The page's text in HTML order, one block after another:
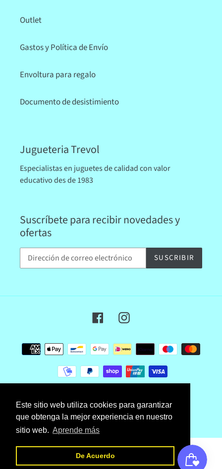
Este sitio web utiliza cookies para garantizar
que obtenga la mejor experiencia en nuestro
sitio web. Aprende más
De Acuerdo
Outlet
Gastos y Política de Envío
Envoltura para regalo
Documento de desistimiento
Jugueteria Trevol
Especialistas en juguetes de calidad con valor
educativo des de 1983
Suscríbete para recibir novedades y
ofertas
SUSCRIBIR
FacebookInstagram
Métodos
de
pago
© 2026, jugueteriatrevolTecnología de Shopify
Utiliza